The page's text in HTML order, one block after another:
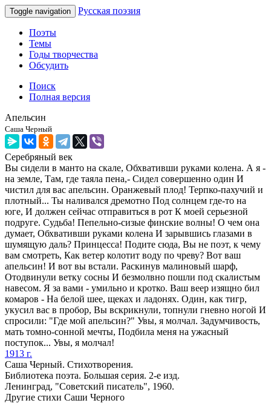
Toggle navigation Русская поэзия
Поэты
Темы
Годы творчества
Обсудить
Поиск
Полная версия
Апельсин
Саша Черный
Серебряный век
Вы сидели в манто на скале, Обхвативши руками колена. А я -
на земле, Там, где таяла пена,- Сидел совершенно один И
чистил для вас апельсин. Оранжевый плод! Терпко-пахучий и
плотный... Ты наливался дремотно Под солнцем где-то на
юге, И должен сейчас отправиться в рот К моей серьезной
подруге. Судьба! Пепельно-сизые финские волны! О чем она
думает, Обхвативши руками колена И зарывшись глазами в
шумящую даль? Принцесса! Подите сюда, Вы не поэт, к чему
вам смотреть, Как ветер колотит воду по чреву? Вот ваш
апельсин! И вот вы встали. Раскинув малиновый шарф,
Отодвинули ветку сосны И безмолвно пошли под скалистым
навесом. Я за вами - умильно и кротко. Ваш веер изящно бил
комаров - На белой шее, щеках и ладонях. Один, как тигр,
укусил вас в пробор, Вы вскрикнули, топнули гневно ногой И
спросили: "Где мой апельсин?" Увы, я молчал. Задумчивость,
мать томно-сонной мечты, Подбила меня на ужасный
поступок... Увы, я молчал!
1913 г.
Саша Черный. Стихотворения.
Библиотека поэта. Большая серия. 2-е изд.
Ленинград, "Советский писатель", 1960.
Другие стихи Саши Черного